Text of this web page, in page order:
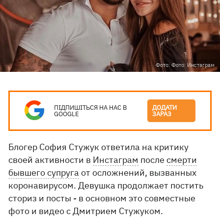
Фото: Фото: Инстаграм
ПІДПИШІТЬСЯ НА НАС В
GOOGLE
ДОДАТИ
ЗАРАЗ
Блогер София Стужук ответила на критику
своей активности в Инстаграм послесмерти
бывшего супруга от осложнений, вызванных
коронавирусом. Девушка продолжает постить
сториз и посты - в основном это совместные
фото и видео с Дмитрием Стужуком.